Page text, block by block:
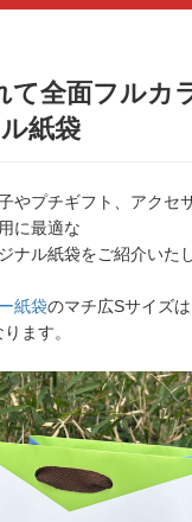
て全面フルカ
紙袋
やプチギフト、アクセ
に最適な
ナル紙袋をご紹介いた
紙袋のマチ広Sサイズ
ます。